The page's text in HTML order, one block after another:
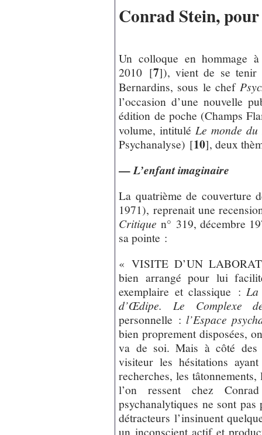
Conrad Stein,
Un colloque en hommage
2010 [7]), vient de se tenir
Bernardins, sous le chef
l’occasion d’une nouvelle
édition de poche (Champs
volume, intitulé Le monde du
Psychanalyse) [10], deux
—L’enfant imaginaire
La quatrième de couverture
1971), reprenait une
Critique n° 319, décembre
sa pointe :
« VISITE D’UN
bien arrangé pour lui
exemplaire et classique : La
d’Œdipe. Le Complexe
personnelle :l’Espace
bien proprement disposées,
va de soi. Mais à côté des
visiteur les hésitations
recherches, les
l’on ressent chez
psychanalytiques ne sont
détracteurs l’insinuent
un inconscient actif et